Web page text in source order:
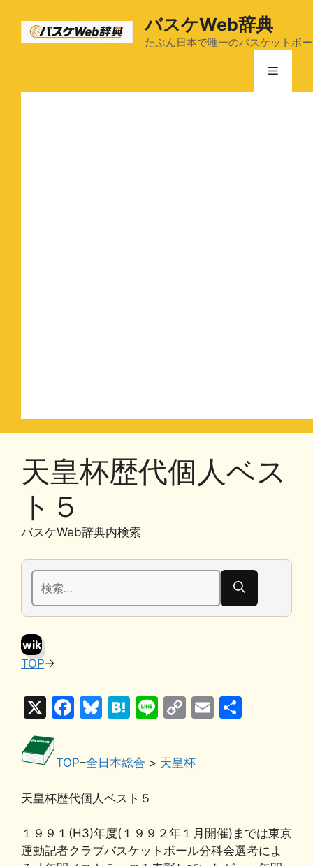
バスケWeb辞典
たぶん日本で唯一のバスケットボ
メ
天皇杯歴代個人ベス
ト５
バスケWeb辞典内検索
検
索:
wik
i
TOP→
X
F
c
e
b
o
Bl
e
s
k
H
e
n
a
Li
e
C
p
y
k
E
TOP–全日本総合 > 天皇杯
天皇杯歴代個人ベスト５
１９９１(H3)年度(１９９２年１月開催)までは東京
運動記者クラブバスケットボール分科会選考によ